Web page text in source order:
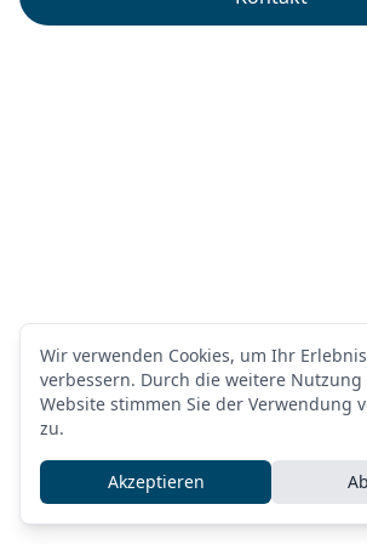
Wir verwenden Cookies, um Ihr
verbessern. Durch die weitere Nutzung
Website stimmen Sie der Verwendung
zu.
Akzeptieren